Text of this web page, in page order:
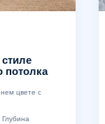
потолка
цвете с
Глубина